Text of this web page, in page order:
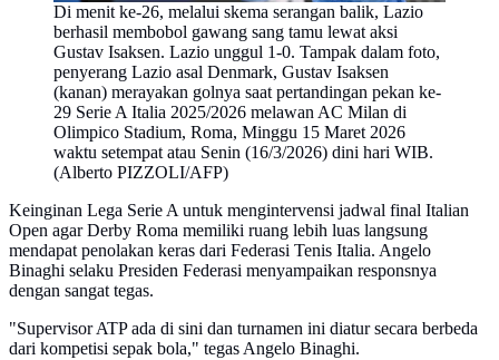
Di menit ke-26, melalui skema serangan balik, Lazio
berhasil membobol gawang sang tamu lewat aksi
Gustav Isaksen. Lazio unggul 1-0. Tampak dalam foto,
penyerang Lazio asal Denmark, Gustav Isaksen
(kanan) merayakan golnya saat pertandingan pekan ke-
29 Serie A Italia 2025/2026 melawan AC Milan di
Olimpico Stadium, Roma, Minggu 15 Maret 2026
waktu setempat atau Senin (16/3/2026) dini hari WIB.
(Alberto PIZZOLI/AFP)
Keinginan Lega Serie A untuk mengintervensi jadwal final Italian
Open agar Derby Roma memiliki ruang lebih luas langsung
mendapat penolakan keras dari Federasi Tenis Italia. Angelo
Binaghi selaku Presiden Federasi menyampaikan responsnya
dengan sangat tegas.
"Supervisor ATP ada di sini dan turnamen ini diatur secara berbeda
dari kompetisi sepak bola," tegas Angelo Binaghi.